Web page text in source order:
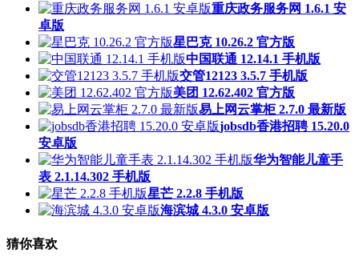
重庆政务服务网 1.6.1 安
卓版
星巴克 10.26.2 官方版
中国联通 12.14.1 手机版
交管12123 3.5.7 手机版
美团 12.62.402 官方版
易上网云掌柜 2.7.0 最新版
jobsdb香港招聘 15.20.0
安卓版
华为智能儿童手
表 2.1.14.302 手机版
星芒 2.2.8 手机版
海滨城 4.3.0 安卓版
猜你喜欢